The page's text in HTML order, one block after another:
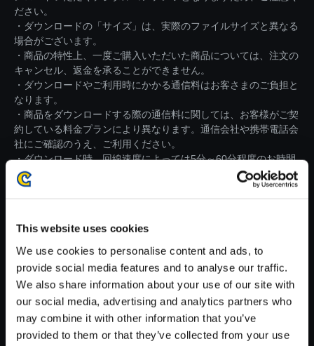
This website uses cookies
We use cookies to personalise content and ads, to
provide social media features and to analyse our traffic.
We also share information about your use of our site with
our social media, advertising and analytics partners who
may combine it with other information that you’ve
provided to them or that they’ve collected from your use
ださい。
・ダウンロードの「サイズ」は、実際のファイルサイズと異なる
場合がございます。
・商品の特性上、一度ご購入いただいた商品については、注文の
キャンセル、返金を承ることができません。
・ダウンロードやご利用時にかかる通信料はお客さまのご負担と
なります。
・商品をダウンロードする際の通信料に関しては、お客様がご契
約している料金プランにより異なります。通信会社や携帯電話会
社にご確認のうえ、ご利用ください。
・ダウンロード時、回線速度によっては5分～60分程度のお時間
がかかる場合がございます。
※ご購入いただいたファイルのダウンロードの際には、通信環境
が安定しているWifi環境でお試しください。
【単曲】ドラゴンズドグマ 2 オ
リジナル サウンドトラック 運命
の選択